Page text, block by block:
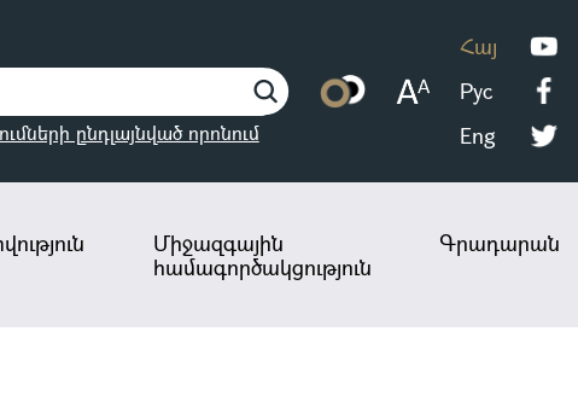
ընդլայնված որոնում
Հայ
Рус
Eng
Միջազգային
համագործակցություն
Գրադարան